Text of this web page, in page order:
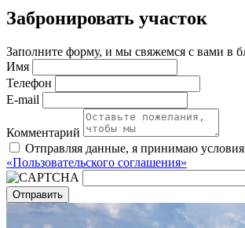
Забронировать участок
Заполните форму, и мы свяжемся с вами в
Имя
Телефон
E-mail
Комментарий
Отправляя данные, я принимаю условия
«Пользовательского соглашения»
Отправить